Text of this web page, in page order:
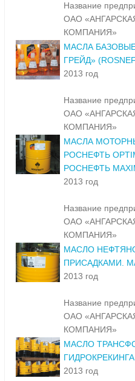
Название
ОАО
КОМПАНИЯ»
МАСЛА
ГРЕЙД»
2013 год
Название
ОАО
КОМПАНИЯ»
МАСЛА
РОСНЕФТЬ
РОСНЕФТЬ
2013 год
Название
ОАО
КОМПАНИЯ»
МАСЛО
ПРИСАДКАМИ.
2013 год
Название
ОАО
КОМПАНИЯ»
МАСЛО
ГИДРОКРЕКИНГА
2013 год